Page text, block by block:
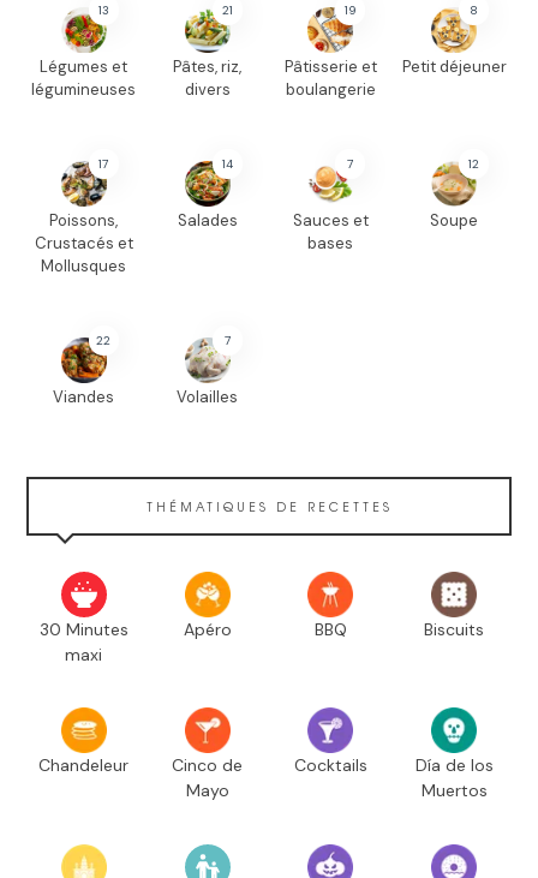
13
Légumes et
légumineuses
21
Pâtes, riz,
divers
19
Pâtisserie et
boulangerie
8
Petit déjeuner
17
Poissons,
Crustacés et
Mollusques
14
Salades
7
Sauces et
bases
12
Soupe
22
Viandes
7
Volailles
THÉMATIQUES DE RECETTES
30 Minutes
maxi
Apéro BBQ Biscuits
Chandeleur
Cinco de
Mayo
Cocktails
Día de los
Muertos